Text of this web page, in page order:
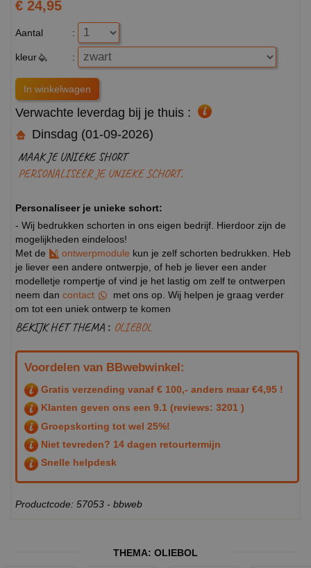
€ 24,95
Aantal :
kleur :
Verwachte leverdag bij je thuis :
Dinsdag (01-09-2026)
MAAK JE UNIEKE SHORT
PERSONALISEER JE UNIEKE SCHORT.
Personaliseer je unieke schort:
- Wij bedrukken schorten in ons eigen bedrijf. Hierdoor zijn de
mogelijkheden eindeloos!
Met de
ontwerpmodule kun je zelf schorten bedrukken. Heb
je liever een andere ontwerpje, of heb je liever een ander
modelletje rompertje of vind je het lastig om zelf te ontwerpen
neem dan contact
met ons op. Wij helpen je graag verder
om tot een uniek ontwerp te komen
BEKIJK HET THEMA : OLIEBOL
Voordelen van BBwebwinkel:
Gratis verzending vanaf € 100,- anders maar €4,95 !
Klanten geven ons een 9.1 (reviews: 3201 )
Groepskorting tot wel 25%!
Niet tevreden? 14 dagen retourtermijn
Snelle helpdesk
Productcode: 57053 - bbweb
THEMA: OLIEBOL